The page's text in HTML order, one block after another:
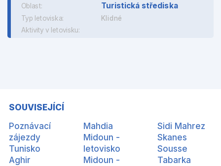
Oblast: Turistická střediska
Typ letoviska:
Klidné
Aktivity v letovisku:
SOUVISEJÍCÍ
Poznávací
zájezdy
Tunisko
Aghir
Mahdia
Midoun -
letovisko
Midoun -
Sidi Mahrez
Skanes
Sousse
Tabarka